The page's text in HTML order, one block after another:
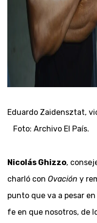
Eduardo Zaidensztat,
Foto: Archivo El País.
Nicolás Ghizzo,
charló con Ovación y
punto que va a pesar
fe en que nosotros, de